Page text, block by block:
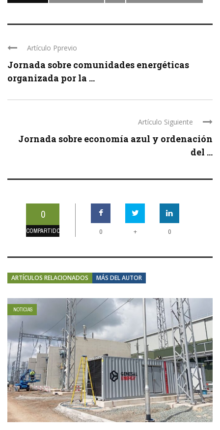
Artículo Pprevio
Jornada sobre comunidades energéticas
organizada por la ...
Artículo Siguiente
Jornada sobre economía azul y ordenación
del ...
0
COMPARTIDOS 0 + 0
ARTÍCULOS RELACIONADOS MÁS DEL AUTOR
NOTICIAS